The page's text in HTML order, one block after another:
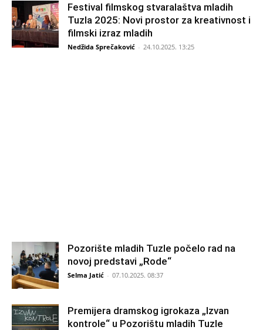
Festival filmskog stvaralaštva mladih
Tuzla 2025: Novi prostor za kreativnost i
filmski izraz mladih
Nedžida Sprečaković - 24.10.2025. 13:25
Pozorište mladih Tuzle počelo rad na
novoj predstavi „Rode“
Selma Jatić - 07.10.2025. 08:37
Premijera dramskog igrokaza „Izvan
kontrole“ u Pozorištu mladih Tuzle